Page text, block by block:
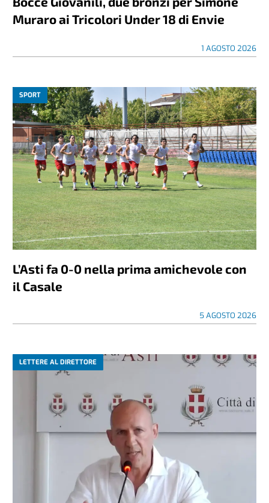
Muraro ai Tricolori Under 18 di Envie
1 AGOSTO 2026
SPORT
L’Asti fa 0-0 nella prima amichevole con
il Casale
5 AGOSTO 2026
LETTERE AL DIRETTORE